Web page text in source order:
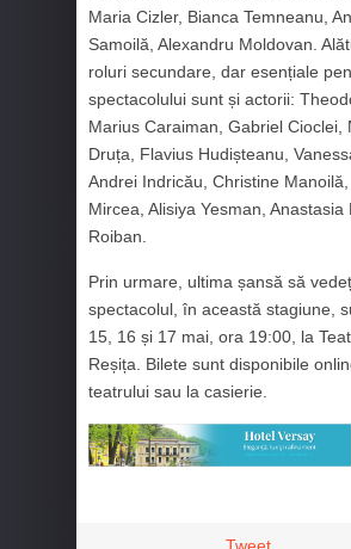
Maria Cizler, Bianca Temneanu,
Samoilă, Alexandru Moldovan.
roluri secundare, dar esențiale
spectacolului sunt și actorii:
Marius Caraiman, Gabriel Cioclei,
Druța, Flavius Hudișteanu,
Andrei Indricău, Christine
Mircea, Alisiya Yesman, Anastasia
Roiban.
Prin urmare, ultima șansă să
spectacolul, în această stagiune,
15, 16 și 17 mai, ora 19:00, la
Reșița. Bilete sunt disponibile
teatrului sau la casierie.